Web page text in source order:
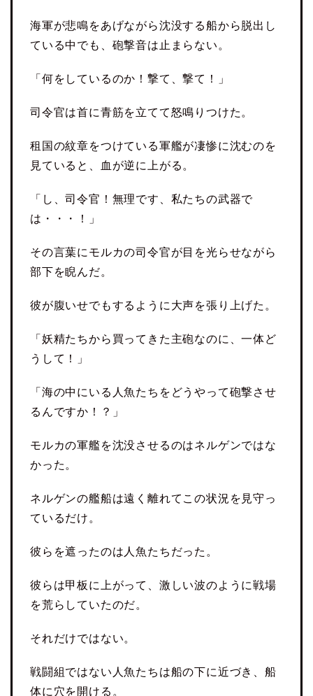
海軍が悲鳴をあげながら沈没する船から脱出し
ている中でも、砲撃音は止まらない。
「何をしているのか！撃て、撃て！」
司令官は首に青筋を立てて怒鳴りつけた。
租国の紋章をつけている軍艦が凄惨に沈むのを
見ていると、血が逆に上がる。
「し、司令官！無理です、私たちの武器で
は・・・！」
その言葉にモルカの司令官が目を光らせながら
部下を睨んだ。
彼が腹いせでもするように大声を張り上げた。
「妖精たちから買ってきた主砲なのに、一体ど
うして！」
「海の中にいる人魚たちをどうやって砲撃させ
るんですか！？」
モルカの軍艦を沈没させるのはネルゲンではな
かった。
ネルゲンの艦船は遠く離れてこの状況を見守っ
ているだけ。
彼らを遮ったのは人魚たちだった。
彼らは甲板に上がって、激しい波のように戦場
を荒らしていたのだ。
それだけではない。
戦闘組ではない人魚たちは船の下に近づき、船
体に穴を開ける。